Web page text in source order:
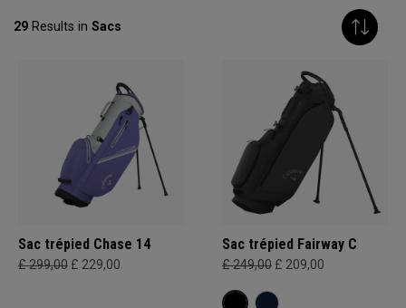
29 Results in Sacs
Sac trépied Chase 14
£ 299,00 £ 229,00
Sac trépied Fairway C
£ 249,00 £ 209,00